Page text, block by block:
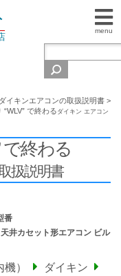
menu
ダイキンエアコンの取扱説明書 >
“WLV” で終わる ダイキン エアコン
で終わる
扱説明書
番
天井カセット形エアコン ビル
機）
ダイキン